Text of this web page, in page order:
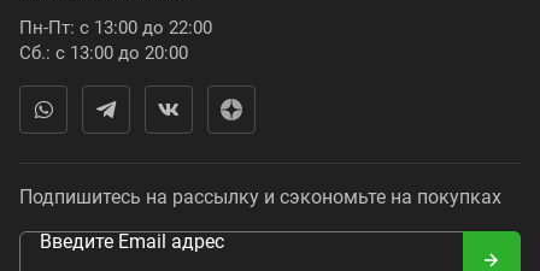
Пн-Пт: с 13:00 до 22:00
Сб.: с 13:00 до 20:00
Подпишитесь на рассылку и сэкономьте на покупках
Введите Email адрес